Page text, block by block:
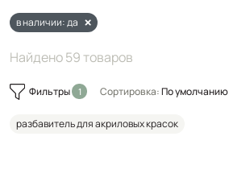
в наличии: да
Найдено 59 товаров
Фильтры Сортировка:По умолчанию
разбавитель для акриловых красок